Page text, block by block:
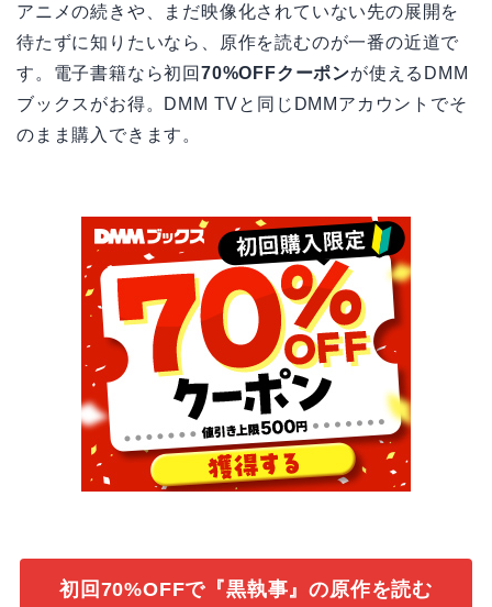
アニメの続きや、まだ映像化されていない先の展開を
待たずに知りたいなら、原作を読むのが一番の近道で
す。電子書籍なら初回 70%OFFクーポンが使えるDMM
ブックスがお得。DMM TVと同じDMMアカウントでそ
のまま購入できます。
初回70%OFFで『黒執事』の原作を読む